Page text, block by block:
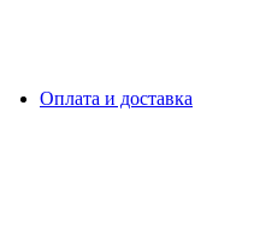
Оплата и доставка